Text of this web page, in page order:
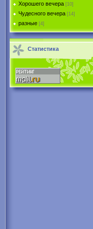
Хорошего вечера [10]
Чудесного вечера [14]
разные [4]
Статистика